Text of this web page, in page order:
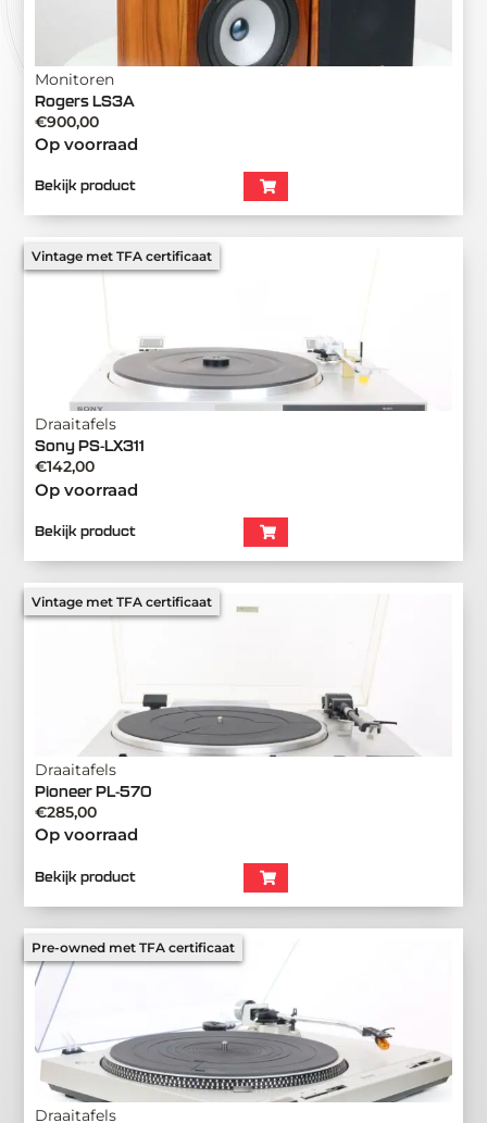
Monitoren
Rogers LS3A
€900,00
Op voorraad
Bekijk product
Vintage met TFA certificaat
Draaitafels
Sony PS-LX311
€142,00
Op voorraad
Bekijk product
Vintage met TFA certificaat
Draaitafels
Pioneer PL-570
€285,00
Op voorraad
Bekijk product
Pre-owned met TFA certificaat
Draaitafels